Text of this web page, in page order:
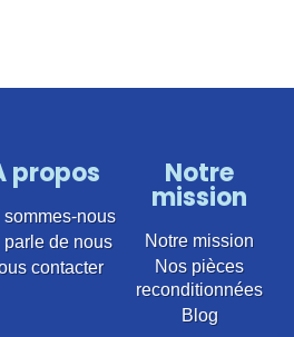
propos
sommes-nous
parle de nous
contacter
Notre
mission
Notre mission
Nos pièces
reconditionnées
Blog